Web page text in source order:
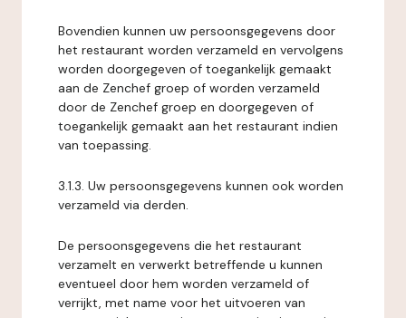
Bovendien kunnen uw persoonsgegevens door
het restaurant worden verzameld en vervolgens
worden doorgegeven of toegankelijk gemaakt
aan de Zenchef groep of worden verzameld
door de Zenchef groep en doorgegeven of
toegankelijk gemaakt aan het restaurant indien
van toepassing.
3.1.3. Uw persoonsgegevens kunnen ook worden
verzameld via derden.
De persoonsgegevens die het restaurant
verzamelt en verwerkt betreffende u kunnen
eventueel door hem worden verzameld of
verrijkt, met name voor het uitvoeren van